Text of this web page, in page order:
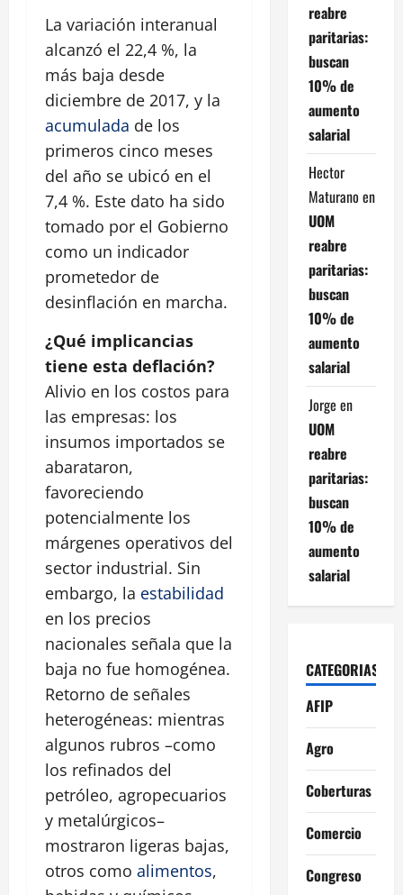
La variación interanual
alcanzó el 22,4 %, la
más baja desde
diciembre de 2017, y la
acumulada de los
primeros cinco meses
del año se ubicó en el
7,4 %. Este dato ha sido
tomado por el Gobierno
como un indicador
prometedor de
desinflación en marcha.
¿Qué implicancias
tiene esta deflación?
Alivio en los costos para
las empresas: los
insumos importados se
abarataron,
favoreciendo
potencialmente los
márgenes operativos del
sector industrial. Sin
embargo, la estabilidad
en los precios
nacionales señala que la
baja no fue homogénea.
Retorno de señales
heterogéneas: mientras
algunos rubros –como
los refinados del
petróleo, agropecuarios
y metalúrgicos–
mostraron ligeras bajas,
otros como alimentos,
reabre
paritarias:
buscan
10% de
aumento
salarial
Hector
Maturano en
UOM
reabre
paritarias:
buscan
10% de
aumento
salarial
Jorge en
UOM
reabre
paritarias:
buscan
10% de
aumento
salarial
CATEGORIAS
AFIP
Agro
Coberturas
Comercio
Congreso